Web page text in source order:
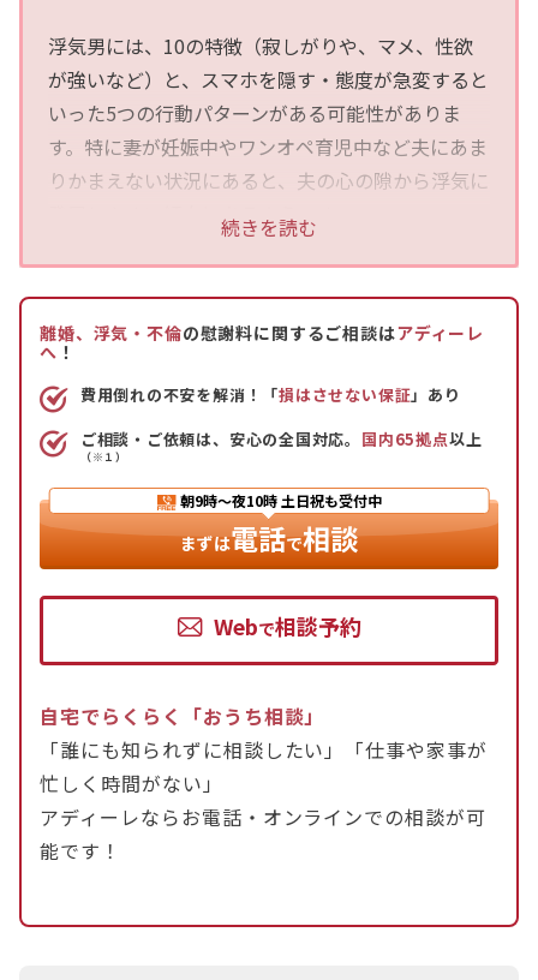
浮気男には、10の特徴（寂しがりや、マメ、性欲
が強いなど）と、スマホを隠す・態度が急変すると
いった5つの行動パターンがある可能性がありま
す。特に妻が妊娠中やワンオペ育児中など夫にあま
りかまえない状況にあると、夫の心の隙から浮気に
発展しやすい傾向にあるようです。
だけではなく、証拠を隠されたり、夫婦の財産が使
いこまれたり、慰謝料が時効で請求できなくなった
りするおそれがあります。
夫に浮気の疑いがある場合には、問い詰める前に
「確実な証拠（ラブホテルの写真等）」を確保し、
その上で「離婚」か「再構築」かを選択することが
渉を避けつつ、適正な慰謝料請求や、浮気相手への
ます。一人で抱え込まず、アディーレへご相談くだ
さい。
続きを読む
離婚、浮気・不倫の慰謝料に関するご相談はアディーレ
へ ！
費用倒れの不安を解消！「損はさせない保証」あり
ご相談・ご依頼は、安心の全国対応。 国内65拠点以上
（※１）
朝9時〜夜10時 土日祝も受付中
まずは電話で相談
Webで相談予約
自宅でらくらく「おうち相談」
「誰にも知られずに相談したい」「仕事や家事が
忙しく時間がない」
アディーレならお電話・オンラインでの相談が可
能です！